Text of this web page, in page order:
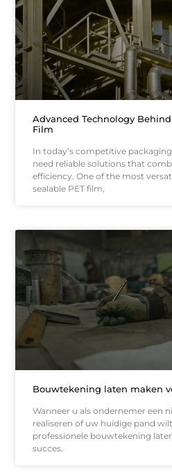
Advanced Technology
Film
In today’s competitive
need reliable solutions that
efficiency. One of the most
sealable PET film,
Bouwtekening laten maken
Wanneer u als ondernemer een
realiseren of uw huidige pand
professionele bouwtekening
succes.